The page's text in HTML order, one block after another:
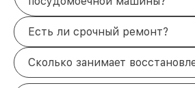
Есть ли срочный ремонт?
Сколько занимает